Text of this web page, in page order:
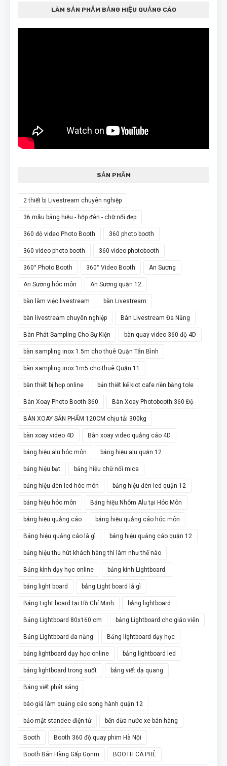
LÀM SẢN PHẨM BẢNG HIỆU QUẢNG CÁO
SẢN PHẨM
2 thiết bị Livestream chuyên nghiệp
36 mẫu bảng hiệu - hộp đèn - chữ nổi đẹp
360 độ video Photo Booth 360 photo booth
360 video photo booth 360 video photobooth
360° Photo Booth 360° Video Booth An Sương
An Sương hóc môn An Sương quận 12
bàn làm việc livestream bàn Livestream
bàn livestream chuyên nghiệp Bàn Livestream Đa Năng
Bàn Phát Sampling Cho Sự Kiện bàn quay video 360 độ 4D
bàn sampling inox 1.5m cho thuê Quận Tân Bình
bàn sampling inox 1m5 cho thuê Quận 11
bàn thiết bị họp online bản thiết kế kiot cafe nền bằng tole
Bàn Xoay Photo Booth 360 Bàn Xoay Photobooth 360 Độ
BÀN XOAY SẢN PHẨM 120CM chịu tải 300kg
bàn xoay video 4D Bàn xoay video quảng cáo 4D
bảng hiệu alu hóc môn bảng hiệu alu quận 12
bảng hiệu bạt bảng hiệu chữ nổi mica
bảng hiệu đèn led hóc môn bảng hiệu đèn led quận 12
bảng hiệu hóc môn Bảng hiệu Nhôm Alu tại Hóc Môn
bảng hiệu quảng cáo bảng hiệu quảng cáo hóc môn
Bảng hiệu quảng cáo là gì bảng hiệu quảng cáo quận 12
bảng hiệu thu hút khách hàng thì làm như thế nào
Bảng kính dạy học online bảng kính Lightboard.
bảng light board bảng Light board là gì
Bảng Light board tại Hồ Chí Minh bảng lightboard
Bảng Lightboard 80x160 cm bảng Lightboard cho giáo viên
Bảng Lightboard đa năng Bảng lightboard dạy học
bảng lightboard dạy học online bảng lightboard led
bảng lightboard trong suốt bảng viết dạ quang
Bảng viết phát sáng
báo giá làm quảng cáo song hành quận 12
bảo mật standee điện tử bến dừa nước xe bán hàng
Booth Booth 360 độ quay phim Hà Nội
Booth Bán Hàng Gấp Gọnm BOOTH CÀ PHÊ